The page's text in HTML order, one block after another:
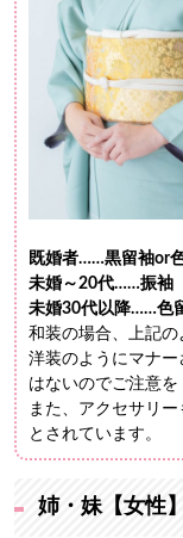
既婚者……黒留袖or
未婚～20代……振袖
未婚30代以降……色
和装の場合、上記の
洋装のようにマナ
はないのでご注意を
また、アクセサリ
とされています。
姉・妹【女性